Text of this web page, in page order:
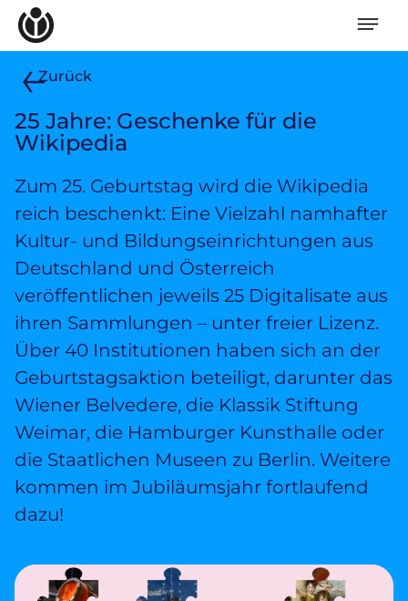
Wikipedia unterstützen
Spenden
Mitglied werden
Mitmachen
News
Blog
Veranstaltungen
Publikationen
Wikimove
Themen
Politische Positionen
Digitale Bildung
Open Data in Politik und Verwaltung
Offene digitale Infrastrukturen
Europäische und internationale Digitalpolitik
Offenes Kulturerbe
Projekte
Featured
Initiativen für Freies Wissen
re•shape
Wikipedia-Schwesterprojekte
Über uns
Verein
Unsere Werte
Strategie und Ziele
Transparenz
Presse
Zurück
25 Jahre: Geschenke für die
Wikipedia
Zum 25. Geburtstag wird die Wikipedia
reich beschenkt: Eine Vielzahl namhafter
Kultur- und Bildungseinrichtungen aus
Deutschland und Österreich
veröffentlichen jeweils 25 Digitalisate aus
ihren Sammlungen – unter freier Lizenz.
Über 40 Institutionen haben sich an der
Geburtstagsaktion beteiligt, darunter das
Wiener Belvedere, die Klassik Stiftung
Weimar, die Hamburger Kunsthalle oder
die Staatlichen Museen zu Berlin. Weitere
kommen im Jubiläumsjahr fortlaufend
dazu!